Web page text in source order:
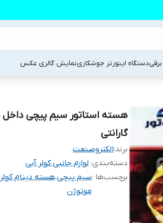
برقیدستگاه اینورتر جوشکارینمایش گالری عکس
گارانتی
برند:الکتروصنعت
دسته‌بندی: لوازم جانبی کولر آبی
برچسب‌ها :سیم پیچی،هسته دینام کولر
موتوژن